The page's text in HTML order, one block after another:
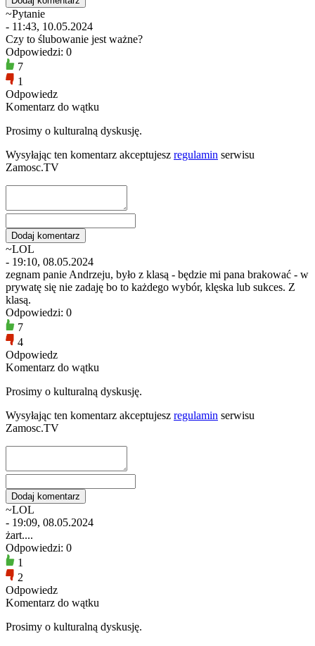
~Pytanie
- 11:43, 10.05.2024
Czy to ślubowanie jest ważne?
Odpowiedzi: 0
7
1
Odpowiedz
Komentarz do wątku
Prosimy o kulturalną dyskusję.
Wysyłając ten komentarz akceptujesz regulamin serwisu
Zamosc.TV
~LOL
- 19:10, 08.05.2024
zegnam panie Andrzeju, było z klasą - będzie mi pana brakować - w
prywatę się nie zadaję bo to każdego wybór, klęska lub sukces. Z
klasą.
Odpowiedzi: 0
7
4
Odpowiedz
Komentarz do wątku
Prosimy o kulturalną dyskusję.
Wysyłając ten komentarz akceptujesz regulamin serwisu
Zamosc.TV
~LOL
- 19:09, 08.05.2024
żart....
Odpowiedzi: 0
1
2
Odpowiedz
Komentarz do wątku
Prosimy o kulturalną dyskusję.